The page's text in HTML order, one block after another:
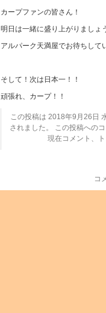
カープファンの皆さん！
明日は一緒に盛り上がりましょ
アルパーク天満屋でお待ちして
そして！次は日本一！！
頑張れ、カープ！！
この投稿は 2018年9月26日
されました。 この投稿への
現在コメント、
コ